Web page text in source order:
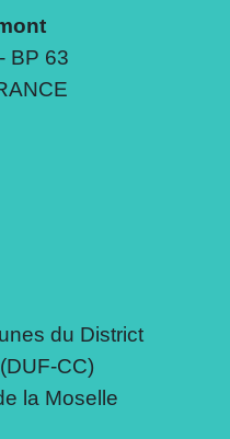
BP 63
du District
CC)
la Moselle